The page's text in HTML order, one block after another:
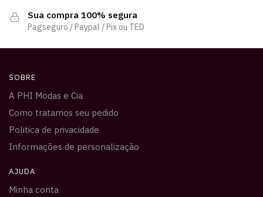
Sua compra 100% segura
Pagseguro / Paypal / Pix ou TED
SOBRE
A PHI Modas e Cia
Como tratamos seu pedido
Politica de privacidade
Informações de personalização
AJUDA
Minha conta